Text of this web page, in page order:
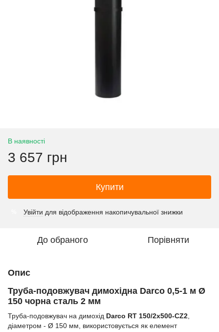
В наявності
3 657 грн
Купити
Увійти для відображення накопичувальної знижки
До обраного Порівняти
Опис
Труба-подовжувач димохідна Darco 0,5-1 м Ø
150 чорна сталь 2 мм
Труба-подовжувач на димохід Darco RT 150/2x500-CZ2
діаметром - Ø 150 мм, використовується як елемент